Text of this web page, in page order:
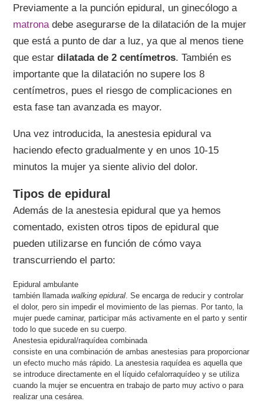
Previamente a la punción epidural, un ginecólogo a
matronadebe asegurarse de la dilatación de la mujer
que está a punto de dar a luz, ya que al menos tiene
que estardilatada de 2 centímetros. También es
importante que la dilatación no supere los 8
centímetros, pues el riesgo de complicaciones en
esta fase tan avanzada es mayor.
Una vez introducida, la anestesia epidural va
haciendo efecto gradualmente y en unos 10-15
minutos la mujer ya siente alivio del dolor.
Tipos de epidural
Además de la anestesia epidural que ya hemos
comentado, existen otros tipos de epidural que
pueden utilizarse en función de cómo vaya
transcurriendo el parto:
Epidural ambulante
también llamadawalking epidural. Se encarga de reducir y controlar
el dolor, pero sin impedir el movimiento de las piernas. Por tanto, la
mujer puede caminar, participar más activamente en el parto y sentir
todo lo que sucede en su cuerpo.
Anestesia epidural/raquídea combinada
consiste en una combinación de ambas anestesias para proporcionar
un efecto mucho más rápido. La anestesia raquídea es aquella que
se introduce directamente en el líquido cefalorraquídeo y se utiliza
cuando la mujer se encuentra en trabajo de parto muy activo o para
realizar una cesárea.